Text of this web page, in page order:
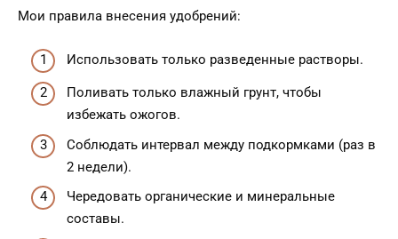
Мои правила внесения удобрений:
Использовать только разведенные растворы.
Поливать только влажный грунт, чтобы
избежать ожогов.
Соблюдать интервал между подкормками (раз в
2 недели).
Чередовать органические и минеральные
составы.